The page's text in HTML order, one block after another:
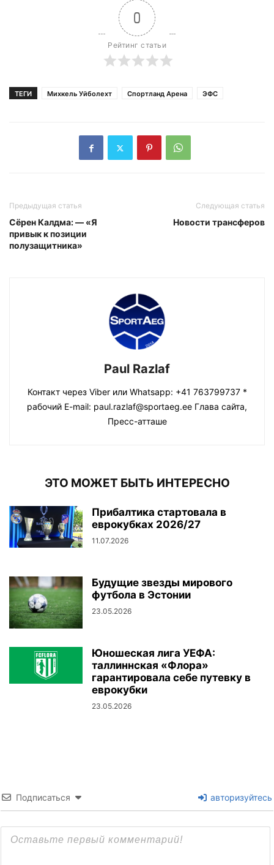
0
Рейтинг статьи
ТЕГИ Михкель Уйболехт Спортланд Арена ЭФС
Предыдущая статья
Сёрен Калдма: — «Я
привык к позиции
полузащитника»
Следующая статья
Новости трансферов
Paul Razlaf
Контакт через Viber или Whatsapp: +41 763799737 *
рабочий E-mail: paul.razlaf@sportaeg.ee Глава сайта,
Пресс-атташе
ЭТО МОЖЕТ БЫТЬ ИНТЕРЕСНО
Прибалтика стартовала в
еврокубках 2026/27
11.07.2026
Будущие звезды мирового
футбола в Эстонии
23.05.2026
Юношеская лига УЕФА:
таллиннская «Флора»
гарантировала себе путевку в
еврокубки
23.05.2026
Подписаться авторизуйтесь